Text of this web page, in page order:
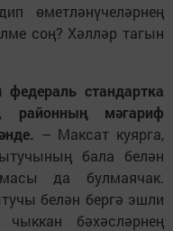
өметләнүчеләрнең
соң? Хәлләр тагын
стандартка
районның мә­гариф
– Максат куярга,
бала белән
да булмаячак.
белән бергә эшли
бәхәсләрнең